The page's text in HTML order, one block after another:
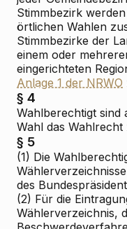
Stimmbezirk
örtlichen Wahlen
Stimmbezirke der
einem oder
eingerichteten
Anlage 1 der NRWO
§ 4
Wahlberechtigt sind
Wahl das
§ 5
(1) Die
des
(2) Für die
Wählerverzeichnis,